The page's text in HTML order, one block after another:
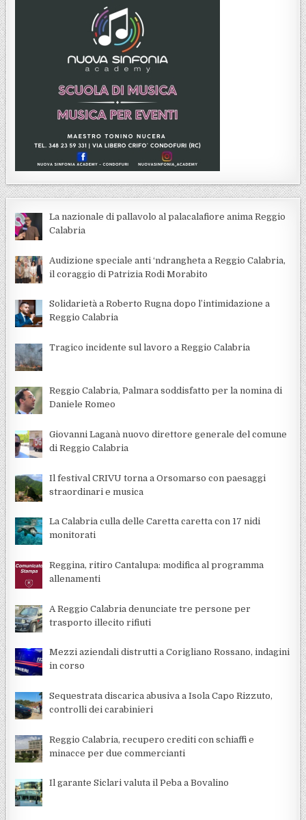
La nazionale di pallavolo al palacalafiore anima Reggio
Calabria
Audizione speciale anti ‘ndrangheta a Reggio Calabria,
il coraggio di Patrizia Rodi Morabito
Solidarietà a Roberto Rugna dopo l’intimidazione a
Reggio Calabria
Tragico incidente sul lavoro a Reggio Calabria
Reggio Calabria, Palmara soddisfatto per la nomina di
Daniele Romeo
Giovanni Laganà nuovo direttore generale del comune
di Reggio Calabria
Il festival CRIVU torna a Orsomarso con paesaggi
straordinari e musica
La Calabria culla delle Caretta caretta con 17 nidi
monitorati
Reggina, ritiro Cantalupa: modifica al programma
allenamenti
A Reggio Calabria denunciate tre persone per
trasporto illecito rifiuti
Mezzi aziendali distrutti a Corigliano Rossano, indagini
in corso
Sequestrata discarica abusiva a Isola Capo Rizzuto,
controlli dei carabinieri
Reggio Calabria, recupero crediti con schiaffi e
minacce per due commercianti
Il garante Siclari valuta il Peba a Bovalino